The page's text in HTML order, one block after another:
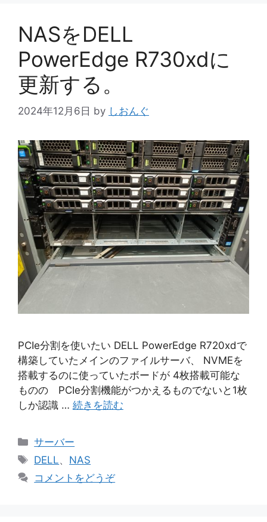
NASをDELL
PowerEdge R730xdに
更新する。
2024年12月6日 by しおんぐ
PCIe分割を使いたい DELL PowerEdge R720xdで
構築していたメインのファイルサーバ、 NVMEを
搭載するのに使っていたボードが 4枚搭載可能な
ものの PCIe分割機能がつかえるものでないと1枚
しか認識 … 続きを読む
カ
テ
リ
サーバー
タ
DELL、 NAS
コメントをどうぞ